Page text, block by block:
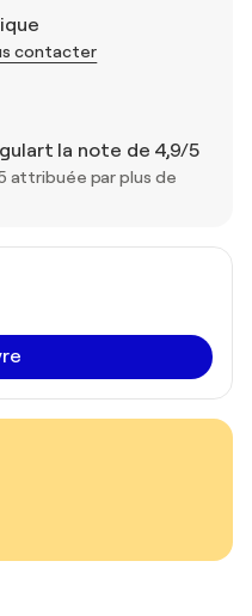
contacter
la note de 4,9/5
attribuée par plus de